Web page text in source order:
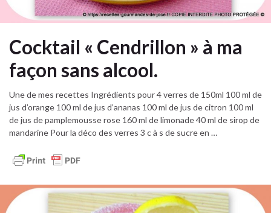
Cocktail « Cendrillon » à ma
façon sans alcool.
Une de mes recettes Ingrédients pour 4 verres de 150ml 100 ml de
jus d’orange 100 ml de jus d’ananas 100 ml de jus de citron 100 ml
de jus de pamplemousse rose 160 ml de limonade 40 ml de sirop de
mandarine Pour la déco des verres 3 c à s de sucre en …